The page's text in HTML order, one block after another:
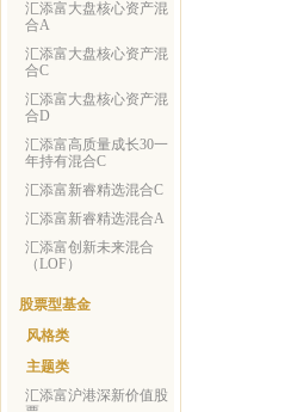
汇添富大盘核心资产混
合A
汇添富大盘核心资产混
合C
汇添富大盘核心资产混
合D
汇添富高质量成长30一
年持有混合C
汇添富新睿精选混合C
汇添富新睿精选混合A
汇添富创新未来混合
（LOF）
股票型基金
风格类
主题类
汇添富沪港深新价值股